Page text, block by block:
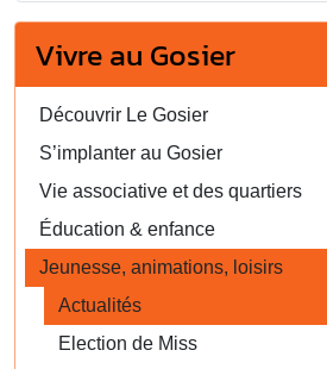
Vivre au Gosier
Découvrir Le Gosier
S’implanter au Gosier
Vie associative et des quartiers
Éducation & enfance
Jeunesse, animations, loisirs
Actualités
Election de Miss